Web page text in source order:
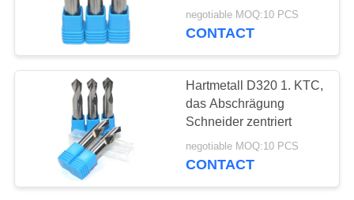
Rohbearbeitungs-
Schaftfräser
14
Hartmetall-Material
negotiable MOQ:10 PCS
CONTACT
Hartmetall D320 1. KTC,
das Abschrägung
Schneider zentriert
negotiable MOQ:10 PCS
CONTACT